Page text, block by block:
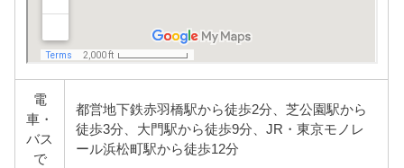
電
車・
バス
で
都営地下鉄赤羽橋駅から徒歩2分、芝公園駅から
徒歩3分、大門駅から徒歩9分、JR・東京モノレ
ール浜松町駅から徒歩12分